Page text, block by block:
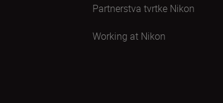
Partnerstva tvrtke Nikon
Working at Nikon